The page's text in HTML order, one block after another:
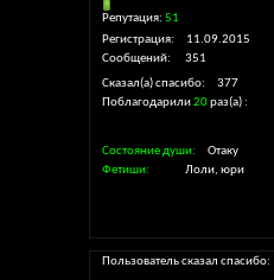
Репутация: 51
Регистрация
11.09.2015
Сообщений
351
Сказал(а) спасибо
377
Поблагодарили20раз(а)
Состояние души
Отаку
Фетиши
Лоли, юри
Пользователь сказал cпасибо: